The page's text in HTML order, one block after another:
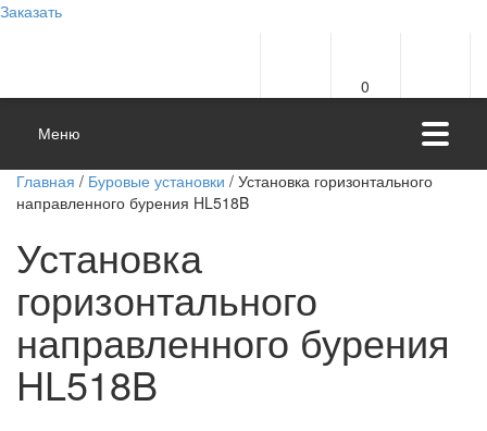
Заказать
0
Меню
Главная / Буровые установки / Установка горизонтального
направленного бурения HL518B
Установка
горизонтального
направленного бурения
HL518B